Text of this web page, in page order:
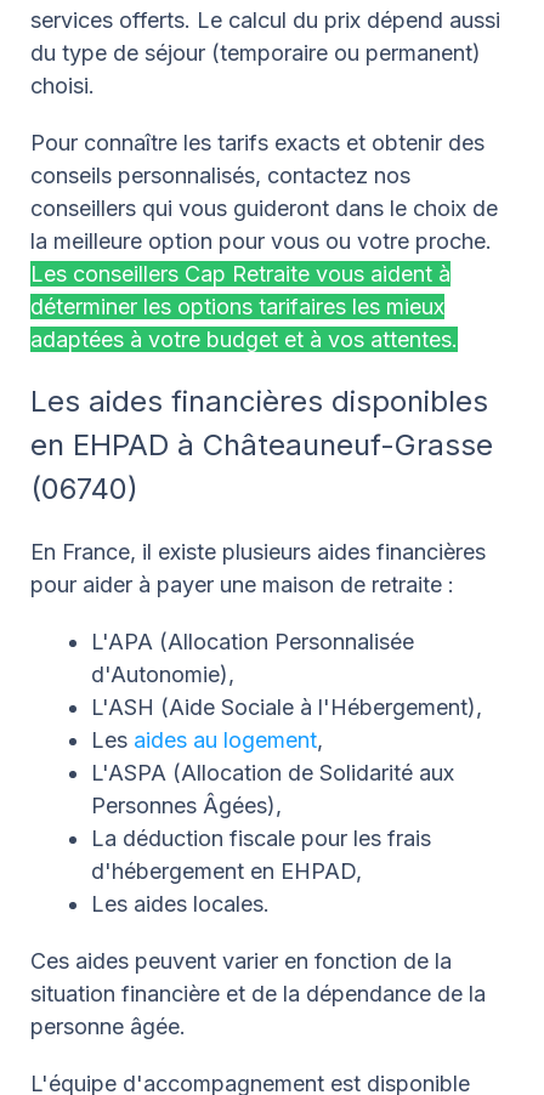
services offerts. Le calcul du prix dépend aussi
du type de séjour (temporaire ou permanent)
choisi.
Pour connaître les tarifs exacts et obtenir des
conseils personnalisés, contactez nos
conseillers qui vous guideront dans le choix de
la meilleure option pour vous ou votre proche.
Les conseillers Cap Retraite vous aident à
déterminer les options tarifaires les mieux
adaptées à votre budget et à vos attentes.
Les aides financières disponibles
en EHPAD à Châteauneuf-Grasse
(06740)
En France, il existe plusieurs aides financières
pour aider à payer une maison de retraite :
L'APA (Allocation Personnalisée
d'Autonomie),
L'ASH (Aide Sociale à l'Hébergement),
Les aides au logement,
L'ASPA (Allocation de Solidarité aux
Personnes Âgées),
La déduction fiscale pour les frais
d'hébergement en EHPAD,
Les aides locales.
Ces aides peuvent varier en fonction de la
situation financière et de la dépendance de la
personne âgée.
L'équipe d'accompagnement est disponible